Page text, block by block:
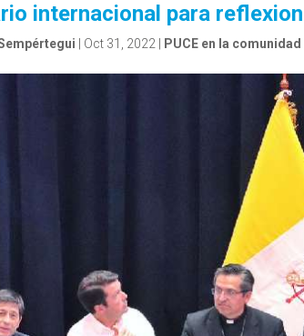
internacional para
Oct 31, 2022 PUCE en la comunidad